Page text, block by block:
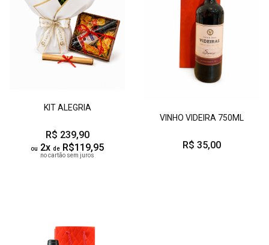
KIT ALEGRIA
R$ 239,90
ou 2x de R$119,95
no cartão sem juros
VINHO VIDEIRA 750ML
R$ 35,00